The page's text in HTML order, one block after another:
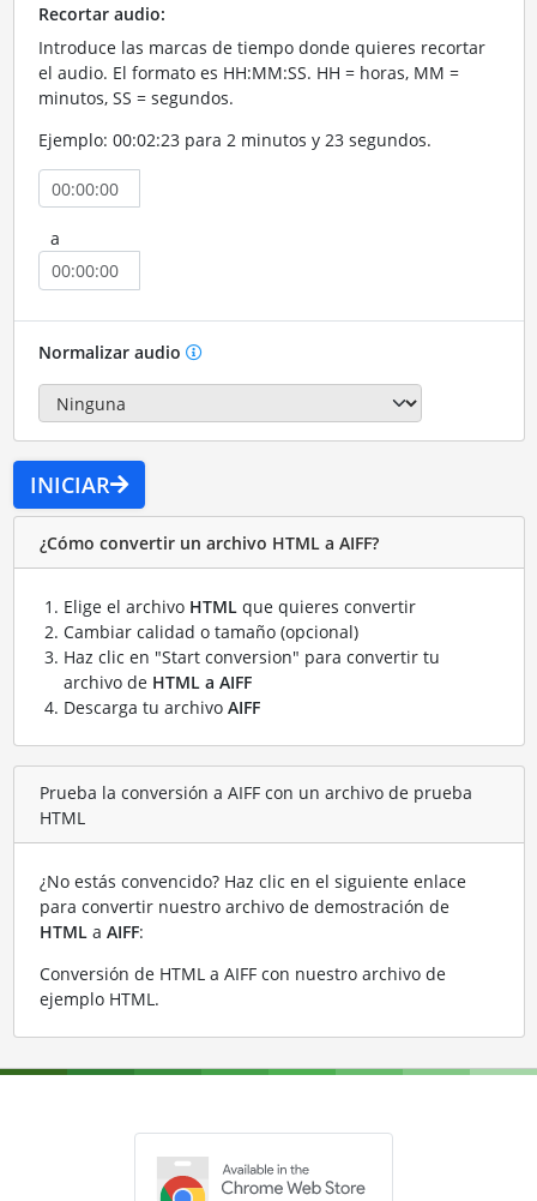
Recortar audio:
Introduce las marcas de tiempo donde quieres recortar
el audio. El formato es HH:MM:SS. HH = horas, MM =
minutos, SS = segundos.
Ejemplo: 00:02:23 para 2 minutos y 23 segundos.
a
Normalizar audio
INICIAR
¿Cómo convertir un archivo HTML a AIFF?
Elige el archivo HTMLque quieres convertir
Cambiar calidad o tamaño (opcional)
Haz clic en "Start conversion" para convertir tu
archivo de HTML a AIFF
Descarga tu archivo AIFF
Prueba la conversión a AIFF con un archivo de prueba
HTML
¿No estás convencido? Haz clic en el siguiente enlace
para convertir nuestro archivo de demostración de
HTMLa AIFF:
Conversión de HTML a AIFF con nuestro archivo de
ejemplo HTML.